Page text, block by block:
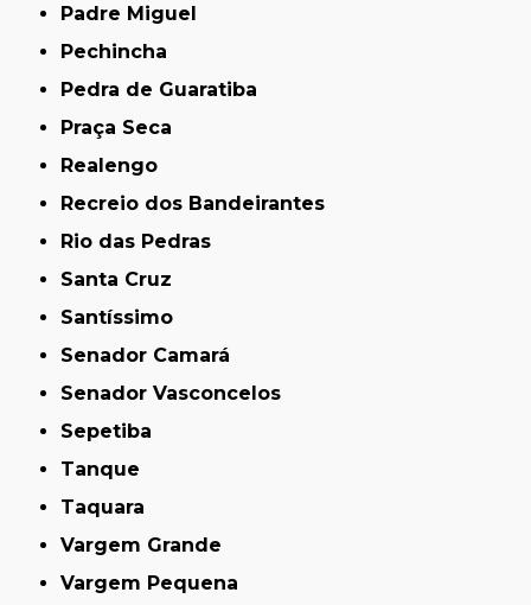
Padre Miguel
Pechincha
Pedra de Guaratiba
Praça Seca
Realengo
Recreio dos Bandeirantes
Rio das Pedras
Santa Cruz
Santíssimo
Senador Camará
Senador Vasconcelos
Sepetiba
Tanque
Taquara
Vargem Grande
Vargem Pequena